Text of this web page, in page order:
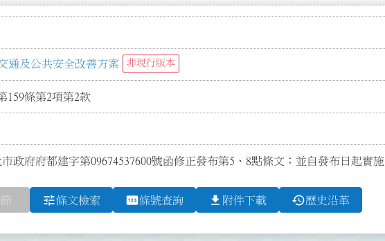
通及公共安全改善方案 非現行版本
159條第2項第2款
政府府都建字第09674537600號函修正發布第5、8點條文；並自發布日起實施
tune條文檢索 pin條號查詢 file_download 附件下載 history歷史沿革